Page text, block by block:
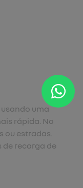
uma
rápida. No
ou estradas.
de recarga de